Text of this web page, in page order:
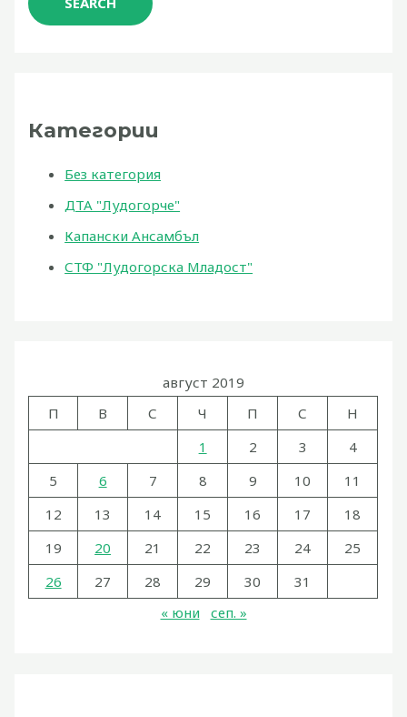
Категории
Без категория
ДТА "Лудогорче"
Капански Ансамбъл
СТФ "Лудогорска Младост"
август 2019
П
В С Ч П С
Н
1
2 3
4
5
6 7 8 9 10
11
12
13 14 15 16 17
18
19
20 21 22 23 24
25
26
27 28 29 30
31
« юни
сеп. »